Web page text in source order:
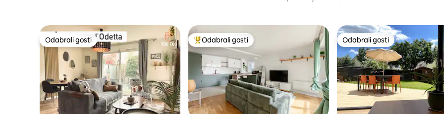
Odabrali gosti
Odabrali gosti Među najviše rangiranima s oznakom „Odabrali gosti”
Odabrali gosti Odabrali gosti
Odabrali gosti